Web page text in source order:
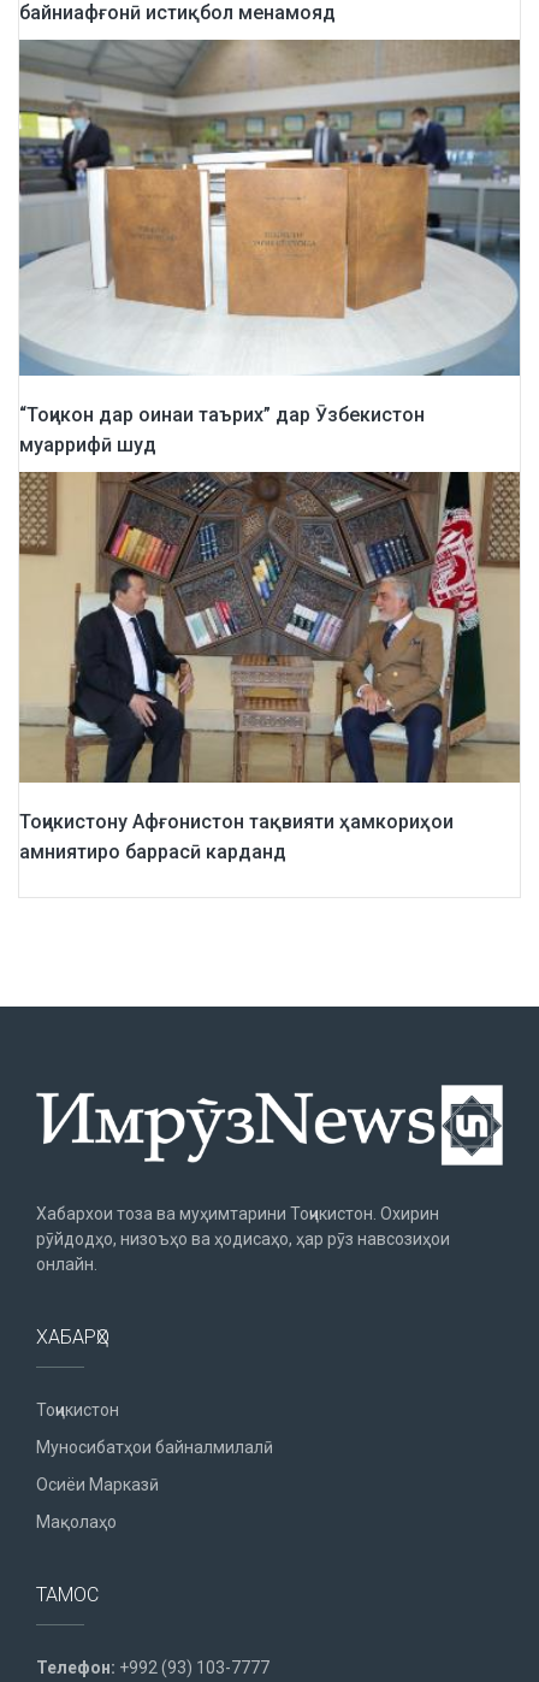
байниафғонӣ истиқбол менамояд
“Тоҷикон дар оинаи таърих” дар Ӯзбекистон
муаррифӣ шуд
Тоҷикистону Афғонистон тақвияти ҳамкориҳои
амниятиро баррасӣ карданд
Хабархои тоза ва муҳимтарини Тоҷикистон. Охирин
рӯйдодҳо, низоъҳо ва ҳодисаҳо, ҳар рӯз навсозиҳои
онлайн.
ХАБАРҲО
Тоҷикистон
Муносибатҳои байналмилалӣ
Осиёи Марказӣ
Мақолаҳо
ТАМОС
Телефон: +992 (93) 103-7777